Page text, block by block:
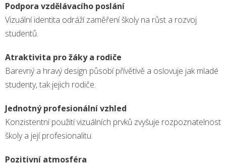
Podpora vzdělávacího poslání
Vizuální identita odráží zaměření školy na růst a rozvoj
studentů.
Atraktivita pro žáky a rodiče
Barevný a hravý design působí přívětivě a oslovuje jak mladé
studenty, tak jejich rodiče.
Jednotný profesionální vzhled
Konzistentní použití vizuálních prvků zvyšuje rozpoznatelnost
školy a její profesionalitu.
Pozitivní atmosféra